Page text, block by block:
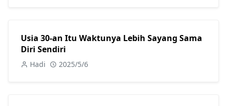
Usia 30-an Itu Waktunya Lebih Sayang Sama
Diri Sendiri
Hadi 2025/5/6